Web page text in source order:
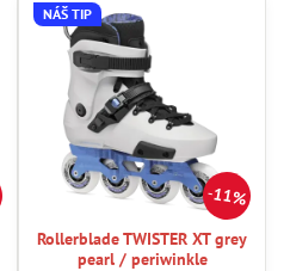
11%
NÁŠ TIP
Rollerblade TWISTER XT grey
pearl / periwinkle